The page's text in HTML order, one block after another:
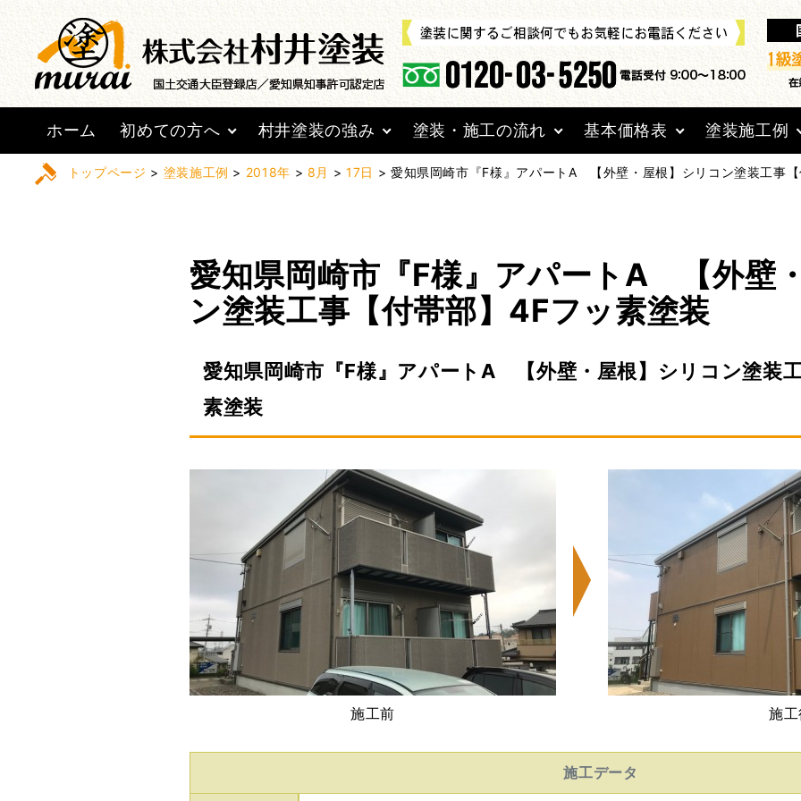
ホーム 初めての方へ 村井塗装の強み 塗装・施工の流れ 基本価格表 塗装施工例
トップページ > 塗装施工例 > 2018年 > 8月 >17日 > 愛知県岡崎市『F様』アパートA 【外壁・屋根】シリコン塗装工事
愛知県岡崎市『F様』アパートA 【外壁
ン塗装工事【付帯部】4Fフッ素塗装
愛知県岡崎市『F様』アパートA 【外壁・屋根】シリコン塗装
素塗装
施工前 施
施工データ